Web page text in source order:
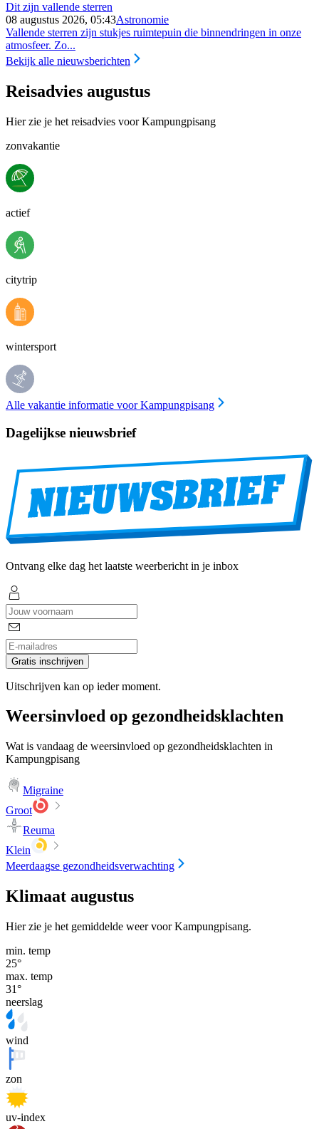
Dit zijn vallende sterren
08 augustus 2026, 05:43Astronomie
Vallende sterren zijn stukjes ruimtepuin die binnendringen in onze
atmosfeer. Zo...
Bekijk alle nieuwsberichten
Reisadvies augustus
Hier zie je het reisadvies voor Kampungpisang
zonvakantie
actief
citytrip
wintersport
Alle vakantie informatie voor Kampungpisang
Dagelijkse nieuwsbrief
Ontvang elke dag het laatste weerbericht in je inbox
Gratis inschrijven
Uitschrijven kan op ieder moment.
Weersinvloed op gezondheidsklachten
Wat is vandaag de weersinvloed op gezondheidsklachten in
Kampungpisang
Migraine
Groot
Reuma
Klein
Meerdaagse gezondheidsverwachting
Klimaat augustus
Hier zie je het gemiddelde weer voor Kampungpisang.
min. temp
25°
max. temp
31°
neerslag
wind
zon
uv-index